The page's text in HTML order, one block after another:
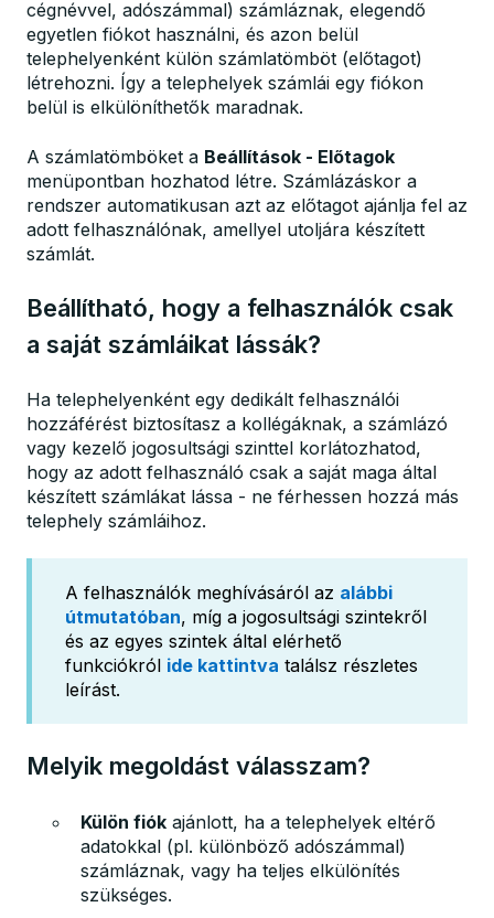
cégnévvel, adószámmal) számláznak, elegendő
egyetlen fiókot használni, és azon belül
telephelyenként külön számlatömböt (előtagot)
létrehozni. Így a telephelyek számlái egy fiókon
belül is elkülöníthetők maradnak.
A számlatömböket a Beállítások - Előtagok
menüpontban hozhatod létre. Számlázáskor a
rendszer automatikusan azt az előtagot ajánlja fel az
adott felhasználónak, amellyel utoljára készített
számlát.
Beállítható, hogy a felhasználók csak
a saját számláikat lássák?
Ha telephelyenként egy dedikált felhasználói
hozzáférést biztosítasz a kollégáknak, a számlázó
vagy kezelő jogosultsági szinttel korlátozhatod,
hogy az adott felhasználó csak a saját maga által
készített számlákat lássa - ne férhessen hozzá más
telephely számláihoz.
A felhasználók meghívásáról az alábbi
útmutatóban, míg a jogosultsági szintekről
és az egyes szintek által elérhető
funkciókról ide kattintva találsz részletes
leírást.
Melyik megoldást válasszam?
Külön fiók ajánlott, ha a telephelyek eltérő
adatokkal (pl. különböző adószámmal)
számláznak, vagy ha teljes elkülönítés
szükséges.